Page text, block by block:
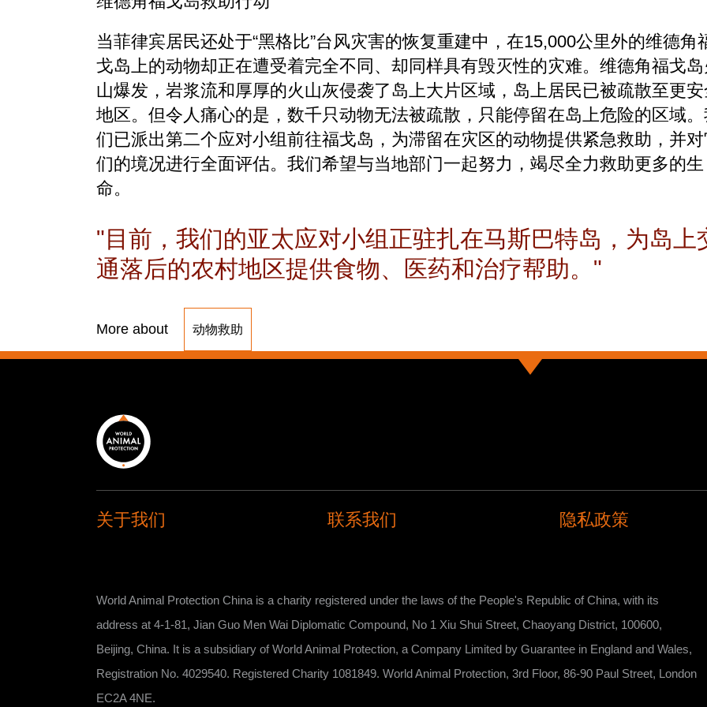
当菲律宾居民还处于“黑格比”台风灾害的恢复重建中，在15,000公里外的维德角
戈岛上的动物却正在遭受着完全不同、却同样具有毁灭性的灾难。维德角福戈岛
山爆发，岩浆流和厚厚的火山灰侵袭了岛上大片区域，岛上居民已被疏散至更安
地区。但令人痛心的是，数千只动物无法被疏散，只能停留在岛上危险的区域。
们已派出第二个应对小组前往福戈岛，为滞留在灾区的动物提供紧急救助，并对
们的境况进行全面评估。我们希望与当地部门一起努力，竭尽全力救助更多的生
命。
目前，我们的亚太应对小组正驻扎在马斯巴特岛，为岛上
通落后的农村地区提供食物、医药和治疗帮助。
More about 动物救助
关于我们 联系我们 隐私政策
World Animal Protection China is a charity registered under the laws of the People's Republic of China, with its
address at ​​​​​​​​​​​​​​4-1-81, Jian Guo Men Wai Diplomatic Compound, No 1 Xiu Shui Street, Chaoyang District, 100600,
Beijing, China. It is a subsidiary of World Animal Protection, a Company Limited by Guarantee in England and Wales,
Registration No. 4029540. Registered Charity 1081849. World Animal Protection, 3rd Floor, 86-90 Paul Street, London
EC2A 4NE.